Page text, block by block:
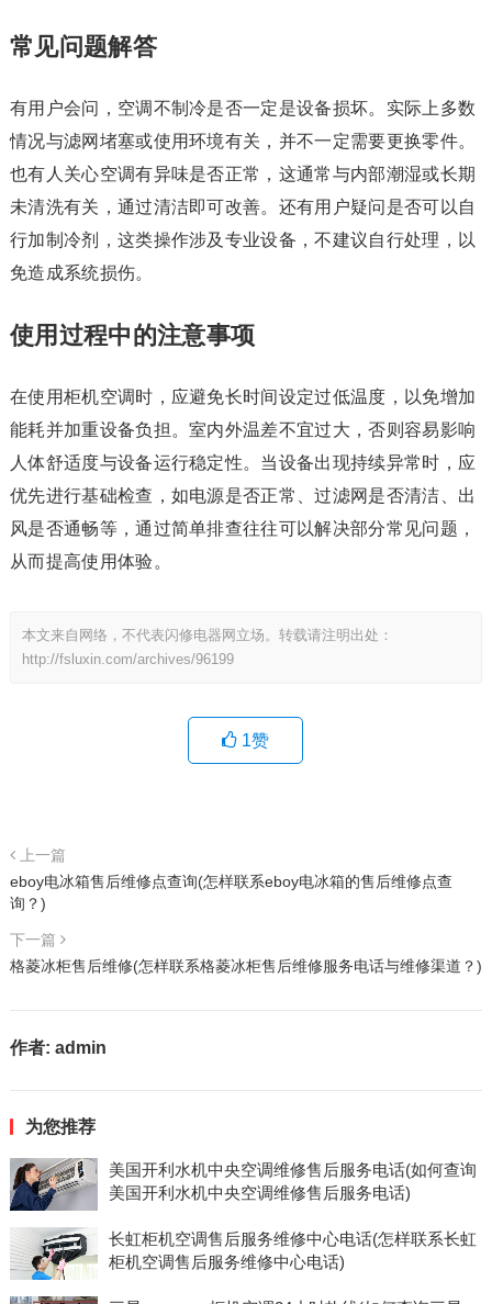
常见问题解答
有用户会问，空调不制冷是否一定是设备损坏。实际上多数
情况与滤网堵塞或使用环境有关，并不一定需要更换零件。
也有人关心空调有异味是否正常，这通常与内部潮湿或长期
未清洗有关，通过清洁即可改善。还有用户疑问是否可以自
行加制冷剂，这类操作涉及专业设备，不建议自行处理，以
免造成系统损伤。
使用过程中的注意事项
在使用柜机空调时，应避免长时间设定过低温度，以免增加
能耗并加重设备负担。室内外温差不宜过大，否则容易影响
人体舒适度与设备运行稳定性。当设备出现持续异常时，应
优先进行基础检查，如电源是否正常、过滤网是否清洁、出
风是否通畅等，通过简单排查往往可以解决部分常见问题，
从而提高使用体验。
本文来自网络，不代表闪修电器网立场。转载请注明出处：
http://fsluxin.com/archives/96199
1赞
上一篇
eboy电冰箱售后维修点查询(怎样联系eboy电冰箱的售后维修点查
询？)
下一篇
格菱冰柜售后维修(怎样联系格菱冰柜售后维修服务电话与维修渠道？)
作者: admin
为您推荐
美国开利水机中央空调维修售后服务电话(如何查询
美国开利水机中央空调维修售后服务电话)
长虹柜机空调售后服务维修中心电话(怎样联系长虹
柜机空调售后服务维修中心电话)